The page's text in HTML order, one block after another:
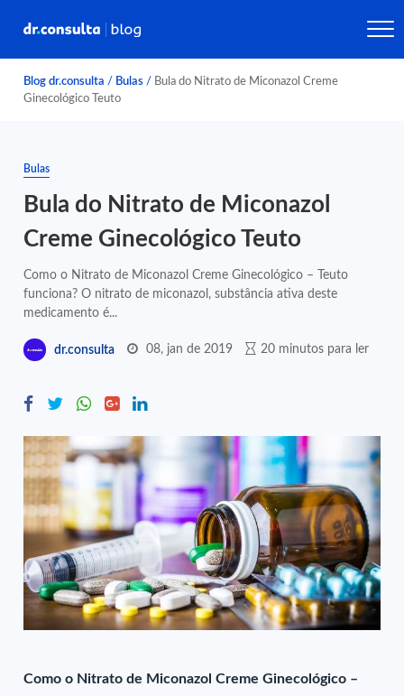
Blog dr.consulta / Bulas / Bula do Nitrato de Miconazol Creme
Ginecológico Teuto
Bulas
Bula do Nitrato de Miconazol
Creme Ginecológico Teuto
Como o Nitrato de Miconazol Creme Ginecológico – Teuto
funciona? O nitrato de miconazol, substância ativa deste
medicamento é...
dr.consulta 08, jan de 2019 20 minutos para ler
Como o Nitrato de Miconazol Creme Ginecológico –